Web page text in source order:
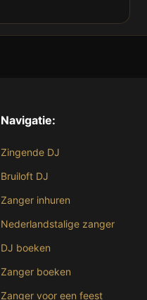
Navigatie:
Zingende DJ
Bruiloft DJ
Zanger inhuren
Nederlandstalige zanger
DJ boeken
Zanger boeken
Zanger voor een feest